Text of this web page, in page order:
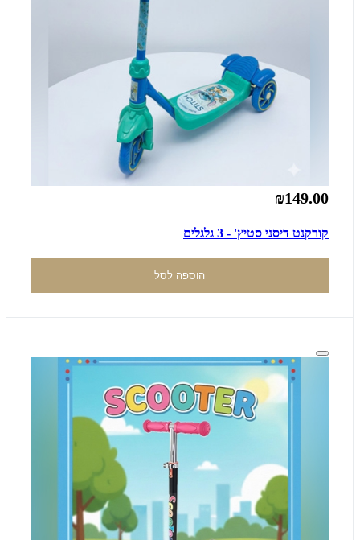
₪149.00
קורקנט דיסני סטיץ' - 3 גלגלים
הוספה לסל